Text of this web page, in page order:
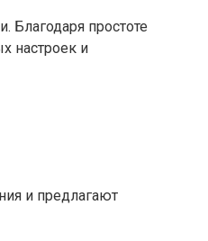
Благодаря простоте
настроек и
и предлагают